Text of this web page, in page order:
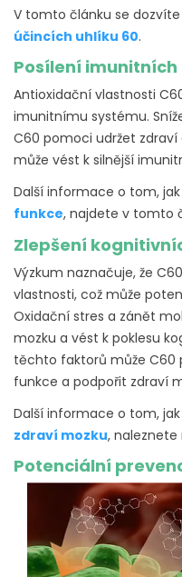
V tomto článku se
účincích uhlíku 60.
Posílení
Antioxidační vlastnosti
imunitnímu systému.
C60 pomoci udržet
může vést k silnější
Další informace o tom,
funkce, najdete v tomto
Zlepšení
Výzkum naznačuje, že
vlastnosti, což může
Oxidační stres a zánět
mozku a vést k poklesu
těchto faktorů může
funkce a podpořit zdraví
Další informace o tom,
zdraví mozku,
Potenciální